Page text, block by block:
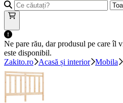
Ne pare rău, dar produsul pe care îl
este disponibil.
Zakito.ro
Acasă și interior Mobila